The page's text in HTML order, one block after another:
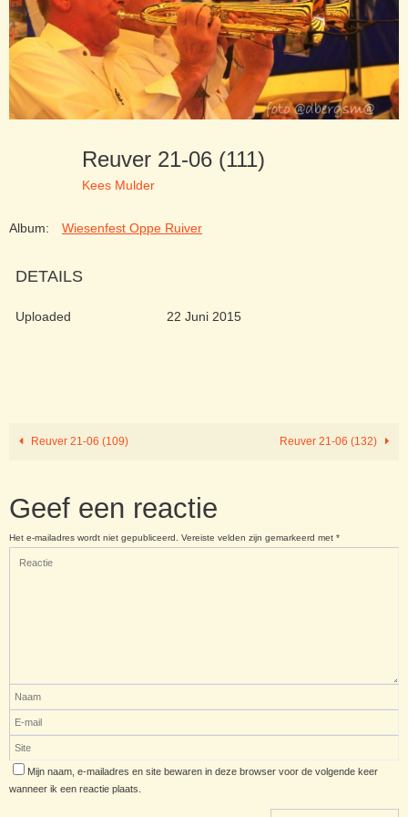
Reuver 21-06 (111)
Kees Mulder
Album: Wiesenfest Oppe Ruiver
DETAILS
Uploaded 22 Juni 2015
Reuver 21-06 (109) Reuver 21-06 (132)
Geef een reactie
Het e-mailadres wordt niet gepubliceerd. Vereiste velden zijn gemarkeerd met *
Mijn naam, e-mailadres en site bewaren in deze browser voor de volgende keer
wanneer ik een reactie plaats.